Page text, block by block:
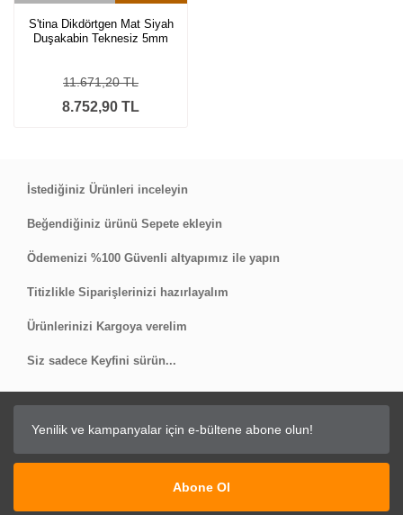
S'tina Dikdörtgen Mat Siyah
Duşakabin Teknesiz 5mm
8.752,90 TL
11.671,20 TL
İstediğiniz Ürünleri inceleyin
Beğendiğiniz ürünü Sepete ekleyin
Ödemenizi %100 Güvenli altyapımız ile yapın
Titizlikle Siparişlerinizi hazırlayalım
Ürünlerinizi Kargoya verelim
Siz sadece Keyfini sürün...
Abone Ol